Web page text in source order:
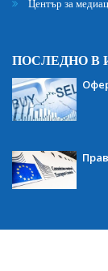
Център за
ПОСЛЕДНО В